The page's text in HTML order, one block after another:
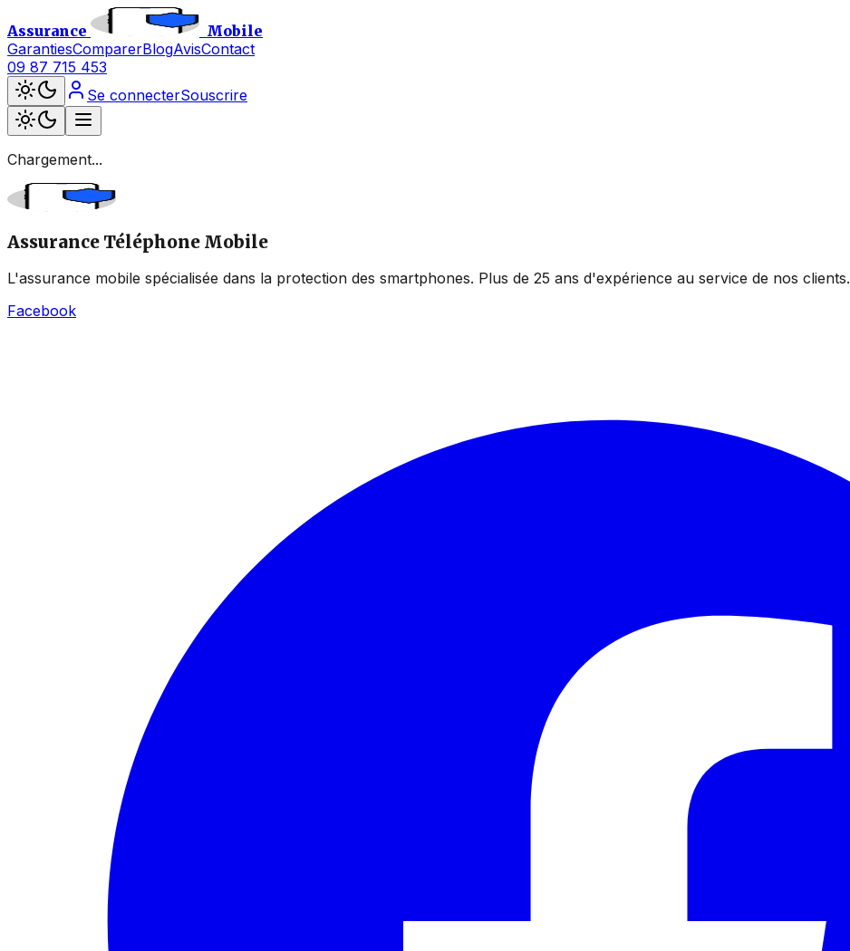
Assurance
Mobile
GarantiesComparerBlogAvisContact
09 87 715 453
Se connecterSouscrire
Chargement...
Assurance Téléphone Mobile
L'assurance mobile spécialisée dans la protection des smartphones. Plus de 25 ans d'expérience au service de nos clients.
Facebook